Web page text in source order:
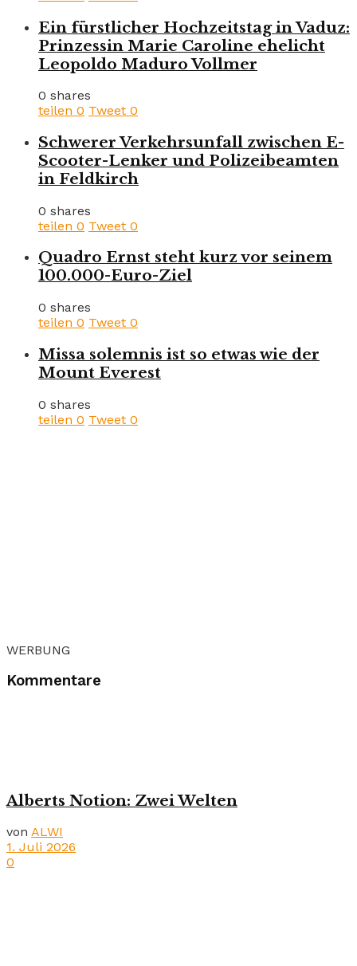
Ein fürstlicher Hochzeitstag in Vaduz:
Prinzessin Marie Caroline ehelicht
Leopoldo Maduro Vollmer
0 shares
teilen 0 Tweet 0
Schwerer Verkehrsunfall zwischen E-
Scooter-Lenker und Polizeibeamten
in Feldkirch
0 shares
teilen 0 Tweet 0
Quadro Ernst steht kurz vor seinem
100.000-Euro-Ziel
0 shares
teilen 0 Tweet 0
Missa solemnis ist so etwas wie der
Mount Everest
0 shares
teilen 0 Tweet 0
WERBUNG
Kommentare
Alberts Notion: Zwei Welten
von ALWI
1. Juli 2026
0